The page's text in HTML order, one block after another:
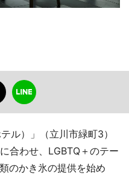
ル）」（立川市緑町3）
合わせ、LGBTQ＋のテー
のかき氷の提供を始め